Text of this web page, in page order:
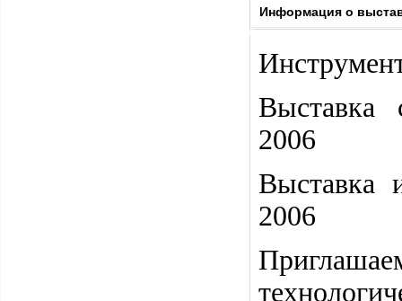
Информация о
Выставка
2006
Выставка
2006